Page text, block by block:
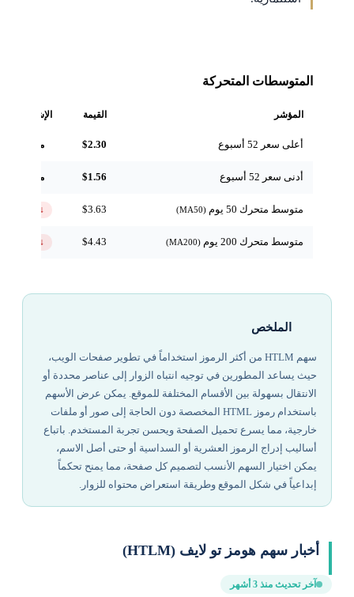
المتوسطات المتحركة
المؤشر القيمة الإشارة
أعلى سعر 52 أسبوع $2.30 مرجعي
أدنى سعر 52 أسبوع $1.56 مرجعي
متوسط متحرك 50 يوم $3.63 ↓ تحت
متوسط متحرك 200 يوم $4.43 ↓ تحت
الملخص
سهم HTLM من أكثر الرموز استخداماً في تطوير صفحات الويب،
حيث يساعد المطورين في توجيه انتباه الزوار إلى عناصر محددة أو
الانتقال بسهولة بين الأقسام المختلفة للموقع. يمكن عرض الأسهم
باستخدام رموز HTML المخصصة دون الحاجة إلى صور أو ملفات
خارجية، مما يسرع تحميل الصفحة ويحسن تجربة المستخدم. باتباع
أساليب إدراج الرموز العشرية أو السداسية أو حتى أصل الاسم،
يمكن اختيار السهم الأنسب لتصميم كل صفحة، مما يمنح تحكماً
إبداعياً في شكل الموقع وطريقة استعراض محتواه للزوار.
أخبار سهم هومز تو لايف (HTLM)
آخر تحديث منذ 3 أشهر